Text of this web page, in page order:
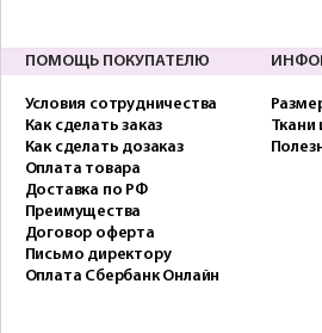
ПОМОЩЬ ПОКУПАТЕЛЮ
Условия сотрудничества
Как сделать заказ
Как сделать дозаказ
Оплата товара
Доставка по РФ
Преимущества
Договор оферта
Письмо директору
Оплата Сбербанк Онлайн
Ткани